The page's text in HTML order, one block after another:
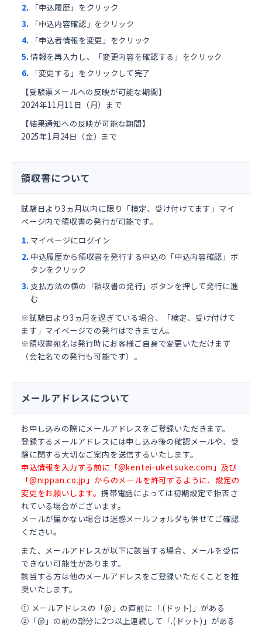
「申込履歴」をクリック
「申込内容確認」をクリック
「申込者情報を変更」をクリック
情報を再入力し、「変更内容を確認する」をクリック
「変更する」をクリックして完了
【受験票メールへの反映が可能な期間】
2024年11月11日（月）まで
【結果通知への反映が可能な期間】
2025年1月24日（金）まで
領収書について
試験日より3ヵ月以内に限り「検定、受け付けてます」マイ
ページ内で領収書の発行が可能です。
マイページにログイン
申込履歴から領収書を発行する申込の「申込内容確認」ボ
タンをクリック
支払方法の横の「領収書の発行」ボタンを押して発行に進
む
※試験日より3ヵ月を過ぎている場合、「検定、受け付けて
ます」マイページでの発行はできません。
※領収書宛名は発行時にお客様ご自身で変更いただけます
（会社名での発行も可能です）。
メールアドレスについて
お申し込みの際にメールアドレスをご登録いただきます。
登録するメールアドレスには申し込み後の確認メールや、受
験に関する大切なご案内を送信するいたします。
申込情報を入力する前に「@kentei-uketsuke.com」及び
「@nippan.co.jp」からのメールを許可するように、設定の
変更をお願いします。 携帯電話によっては初期設定で拒否さ
れている場合がございます。
メールが届かない場合は迷惑メールフォルダも併せてご確認
ください。
また、メールアドレスが以下に該当する場合、メールを受信
できない可能性があります。
該当する方は他のメールアドレスをご登録いただくことを推
奨いたします。
① メールアドレスの「@」の直前に「.(ドット)」がある
②「@」の前の部分に2つ以上連続して「.(ドット)」がある